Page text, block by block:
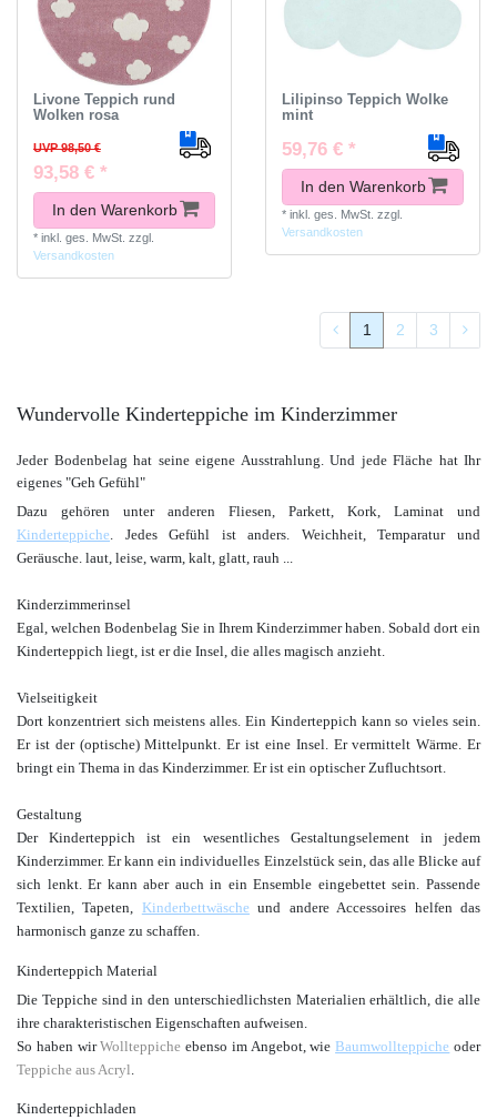
Livone Teppich rund
Wolken rosa
UVP 98,50 €
93,58 € *
In den Warenkorb
* inkl. ges. MwSt. zzgl.
Versandkosten
Lilipinso Teppich Wolke
mint
59,76 € *
In den Warenkorb
* inkl. ges. MwSt. zzgl.
Versandkosten
1 2 3
Wundervolle Kinderteppiche im Kinderzimmer
Jeder Bodenbelag hat seine eigene Ausstrahlung. Und jede Fläche hat Ihr
eigenes "Geh Gefühl"
Dazu gehören unter anderen Fliesen, Parkett, Kork, Laminat und
Kinderteppiche . Jedes Gefühl ist anders. Weichheit, Temparatur und
Geräusche. laut, leise, warm, kalt, glatt, rauh ...
Kinderzimmerinsel
Egal, welchen Bodenbelag Sie in Ihrem Kinderzimmer haben. Sobald dort ein
Kinderteppich liegt, ist er die Insel, die alles magisch anzieht.
Vielseitigkeit
Dort konzentriert sich meistens alles. Ein Kinderteppich kann so vieles sein.
Er ist der (optische) Mittelpunkt. Er ist eine Insel. Er vermittelt Wärme. Er
bringt ein Thema in das Kinderzimmer. Er ist ein optischer Zufluchtsort.
Gestaltung
Der Kinderteppich ist ein wesentliches Gestaltungselement in jedem
Kinderzimmer. Er kann ein individuelles Einzelstück sein, das alle Blicke auf
sich lenkt. Er kann aber auch in ein Ensemble eingebettet sein. Passende
Textilien, Tapeten, Kinderbettwäsche und andere Accessoires helfen das
harmonisch ganze zu schaffen.
Kinderteppich Material
Die Teppiche sind in den unterschiedlichsten Materialien erhältlich, die alle
ihre charakteristischen Eigenschaften aufweisen.
So haben wirWollteppiche ebenso im Angebot, wieBaumwollteppiche oder
Teppiche aus Acryl
Kinderteppichladen